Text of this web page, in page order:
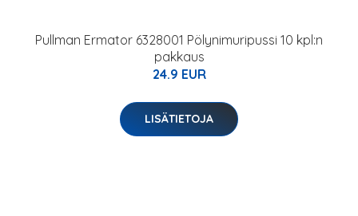
Pullman Ermator 6328001 Pölynimuripussi 10 kpl:n
pakkaus
24.9 EUR
LISÄTIETOJA